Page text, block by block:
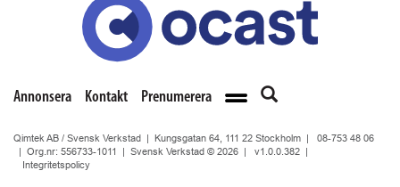
Annonsera Kontakt Prenumerera
Qimtek AB / Svensk Verkstad | Kungsgatan 64, 111 22 Stockholm | 08-753 48 06
| Org.nr: 556733-1011 | Svensk Verkstad © 2026 | v1.0.0.382
Integritetspolicy